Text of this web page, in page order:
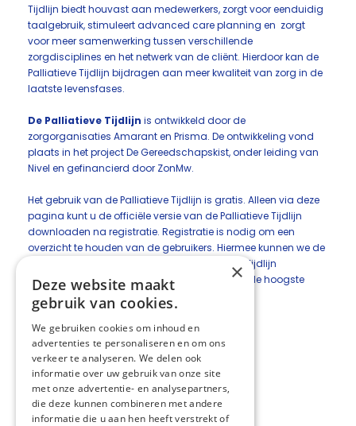
Tijdlijn biedt houvast aan medewerkers, zorgt voor eenduidig
taalgebruik, stimuleert advanced care planning en zorgt
voor meer samenwerking tussen verschillende
zorgdisciplines en het netwerk van de cliënt. Hierdoor kan de
Palliatieve Tijdlijn bijdragen aan meer kwaliteit van zorg in de
laatste levensfases.
De Palliatieve Tijdlijn is ontwikkeld door de
zorgorganisaties Amarant en Prisma. De ontwikkeling vond
plaats in het project De Gereedschapskist, onder leiding van
Nivel en gefinancierd door ZonMw.
Het gebruik van de Palliatieve Tijdlijn is gratis. Alleen via deze
pagina kunt u de officiële versie van de Palliatieve Tijdlijn
downloaden na registratie. Registratie is nodig om een
overzicht te houden van de gebruikers. Hiermee kunnen we de
voortdurende ontwikkeling van de Palliatieve Tijdlijn
ondersteunen en kunnen we de gebruikers op de hoogste
stellen van ontwikkelingen en nieuwe versies.
De Palliatieve Tijdlijn
Registratie
Deel deze pagina:
×
Deze website maakt
gebruik van cookies.
We gebruiken cookies om inhoud en
advertenties te personaliseren en om ons
verkeer te analyseren. We delen ook
informatie over uw gebruik van onze site
met onze advertentie- en analysepartners,
die deze kunnen combineren met andere
informatie die u aan hen heeft verstrekt of